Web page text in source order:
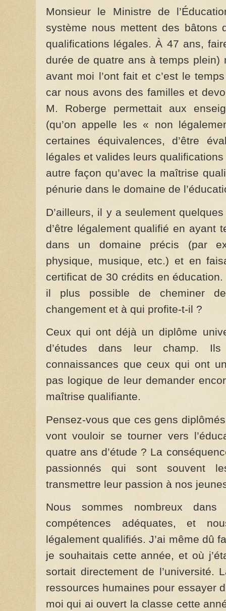
Monsieur le Ministre de
système nous mettent des bâtons
qualifications légales. À 47 ans,
durée de quatre ans à temps plein)
avant moi l’ont fait et c’est le
car nous avons des familles et
M. Roberge permettait aux
(qu’on appelle les « non
certaines équivalences, d’être
légales et valides leurs
autre façon qu’avec la maîtrise
pénurie dans le domaine de
D’ailleurs, il y a seulement
d’être légalement qualifié en ayant
dans un domaine précis (par
physique, musique, etc.) et en
certificat de 30 crédits en
il plus possible de cheminer
changement et à qui profite-t-il ?
Ceux qui ont déjà un diplôme
d’études dans leur champ.
connaissances que ceux qui ont
pas logique de leur demander
maîtrise qualifiante.
Pensez-vous que ces gens
vont vouloir se tourner vers
quatre ans d’étude ? La
passionnés qui sont souvent
transmettre leur passion à nos
Nous sommes nombreux
compétences adéquates, et
légalement qualifiés. J’ai même dû
je souhaitais cette année, et où
sortait directement de l’université.
ressources humaines pour essayer
moi qui ai ouvert la classe cette